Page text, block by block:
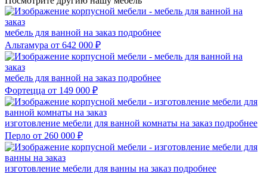
мебель для ванной на заказ подробнее
Альтамура от 642 000 ₽
мебель для ванной на заказ подробнее
Фортецца от 149 000 ₽
изготовление мебели для ванной комнаты на заказ подробнее
Перло от 260 000 ₽
изготовление мебели для ванны на заказ подробнее